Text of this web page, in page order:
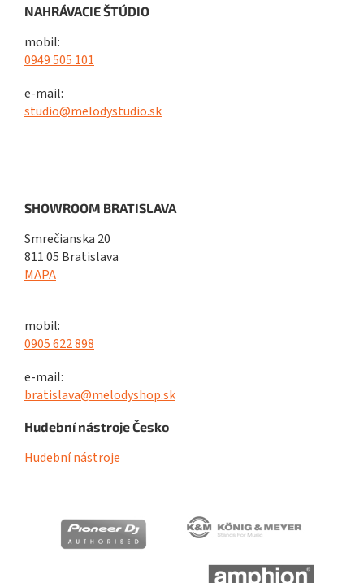
NAHRÁVACIE ŠTÚDIO
mobil:
0949 505 101
e-mail:
studio@melodystudio.sk
SHOWROOM BRATISLAVA
Smrečianska 20
811 05 Bratislava
MAPA
mobil:
0905 622 898
e-mail:
bratislava@melodyshop.sk
Hudební nástroje Česko
Hudební nástroje